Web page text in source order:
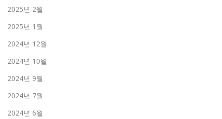
2025년 2월
2025년 1월
2024년 12월
2024년 10월
2024년 9월
2024년 7월
2024년 6월